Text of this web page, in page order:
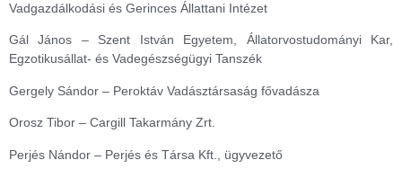
Vadgazdálkodási és Gerinces Állattani Intézet
Gál János – Szent István Egyetem, Állatorvostudományi Kar,
Egzotikusállat- és Vadegészségügyi Tanszék
Gergely Sándor – Peroktáv Vadásztársaság fővadásza
Orosz Tibor – Cargill Takarmány Zrt.
Perjés Nándor – Perjés és Társa Kft., ügyvezető